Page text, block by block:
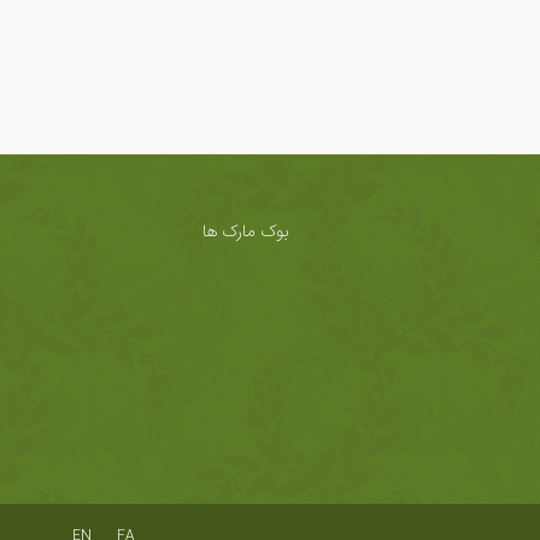
بوک مارک ها